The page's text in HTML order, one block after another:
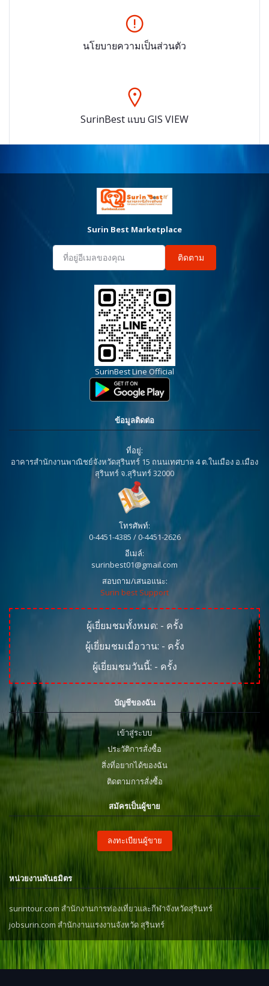
นโยบายความเป็นส่วนตัว
SurinBest แบบ GIS VIEW
Surin Best Marketplace
ติดตาม
SurinBest Line Official
ข้อมูลติดต่อ
ที่อยู่:
อาคารสำนักงานพาณิชย์จังหวัดสุรินทร์ 15 ถนนเทศบาล 4 ต.ในเมือง อ.เมือง
สุรินทร์ จ.สุรินทร์ 32000
โทรศัพท์:
0-4451-4385 / 0-4451-2626
อีเมล์:
surinbest01@gmail.com
สอบถาม/เสนอแนะ:
Surin best Support
ผู้เยี่ยมชมทั้งหมด: - ครั้ง
ผู้เยี่ยมชมเมื่อวาน: - ครั้ง
ผู้เยี่ยมชมวันนี้: - ครั้ง
บัญชีของฉัน
เข้าสู่ระบบ
ประวัติการสั่งซื้อ
สิ่งที่อยากได้ของฉัน
ติดตามการสั่งซื้อ
สมัครเป็นผู้ขาย
ลงทะเบียนผู้ขาย
หน่วยงานพันธมิตร
surintour.com สำนักงานการท่องเที่ยวและกีฬาจังหวัดสุรินทร์
jobsurin.com สำนักงานแรงงานจังหวัด สุรินทร์